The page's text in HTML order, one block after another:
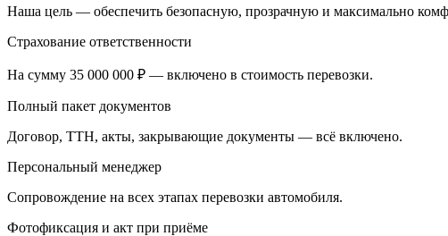
Наша цель — обеспечить безопасную, прозрачную и максимально
Страхование ответственности
На сумму 35 000 000 ₽ — включено в стоимость перевозки.
Полный пакет документов
Договор, ТТН, акты, закрывающие документы — всё включено.
Персональный менеджер
Сопровождение на всех этапах перевозки автомобиля.
Фотофиксация и акт при приёме